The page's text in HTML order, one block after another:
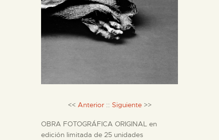
ESPAÑOL
PREPARAR LA VISITA
EL MUSEO
<< Anterior :: Siguiente >>
OBRA FOTOGRÁFICA ORIGINAL en
edición limitada de 25 unidades